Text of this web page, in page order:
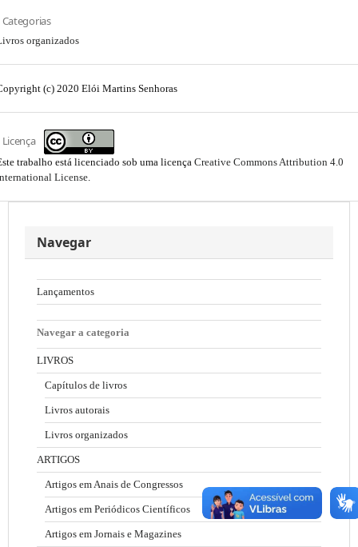
Categorias
organizados
(c) 2020 Elói Martins Senhoras
Licença
trabalho está licenciado sob uma licença Creative Commons Attribution 4.0
License.
Navegar
Lançamentos
Navegar a categoria
LIVROS
Capítulos de livros
Livros autorais
Livros organizados
ARTIGOS
Artigos em Anais de Congressos
Artigos em Periódicos Científicos
Artigos em Jornais e Magazines